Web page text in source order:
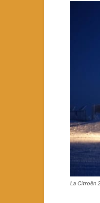
La Citroën